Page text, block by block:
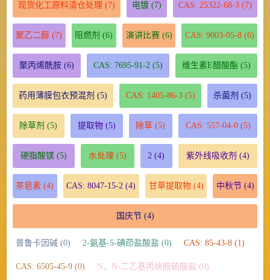
现货化工原料清仓处理 (7) 电镀 (7) CAS: 25322-68-3 (7)
聚乙二醇 (7) 阻燃剂 (6) 演讲比赛(6) CAS: 9003-05-8(6)
聚丙烯酰胺(6) CAS: 7695-91-2 (5) 维生素E醋酸酯 (5)
药用薄膜包衣预混剂 (5) CAS: 1405-86-3(5) 杀菌剂 (5)
除草剂 (5) 提取物(5) 除草 (5) CAS: 557-04-0(5)
硬脂酸镁(5) 水处理 (5) 2 (4) 紫外线吸收剂 (4)
茶皂素 (4) CAS: 8047-15-2 (4) 甘草提取物(4) 中秋节(4)
国庆节(4)
普鲁卡因碱 (0) 2-氨基-5-碘茚盐酸盐 (0) CAS: 85-43-8 (1)
CAS: 6505-45-9 (0) N，N-二乙基丙炔胺硫酸盐 (0)